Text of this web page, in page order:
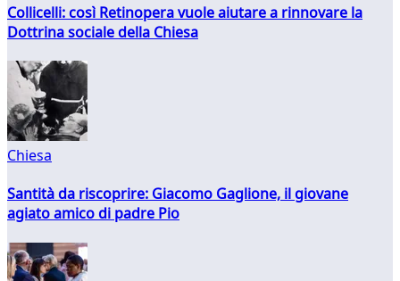
Collicelli: così Retinopera vuole aiutare a rinnovare la
Dottrina sociale della Chiesa
Chiesa
Santità da riscoprire: Giacomo Gaglione, il giovane
agiato amico di padre Pio